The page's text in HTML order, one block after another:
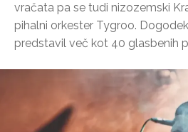
vračata pa se tudi nizozemski
pihalni orkester Tygroo.
predstavil več kot 40 glasbenih